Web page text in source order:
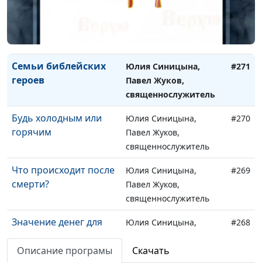
#272
Семьи библейских
героев
Юлия Синицына,
Павел Жуков,
священнослужитель
#271
Будь холодным или
горячим
Юлия Синицына,
Павел Жуков,
священнослужитель
#270
Что происходит после
смерти?
Юлия Синицына,
Павел Жуков,
священнослужитель
#269
Значение денег для
христианина
Юлия Синицына,
священнослужитель
#268
Описание програмы Скачать